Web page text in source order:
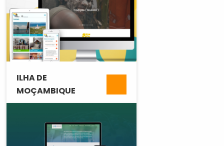
ILHA DE
MOÇAMBIQUE